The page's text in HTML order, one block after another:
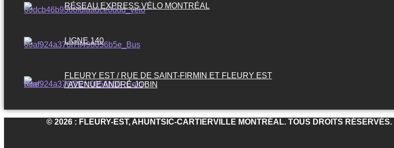
RÉSEAU EXPRESS VÉLO MONTRÉAL
LIGNE 140
FLEURY EST / RUE DE SAINT-FIRMIN ET FLEURY EST
/ AVENUE ANDRÉ-JOBIN
© 2026 : FLEURY-EST, AHUNTSIC-CARTIERVILLE MONTRÉAL. TOUS DROITS RÉSERVÉS. |